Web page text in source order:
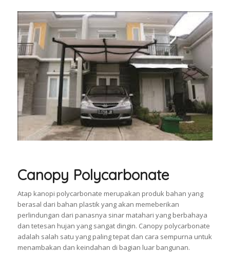
Canopy Polycarbonate
Atap kanopi polycarbonate merupakan produk bahan yang
berasal dari bahan plastik yang akan memeberikan
perlindungan dari panasnya sinar matahari yang berbahaya
dan tetesan hujan yang sangat dingin. Canopy polycarbonate
adalah salah satu yang paling tepat dan cara sempurna untuk
menambakan dan keindahan di bagian luar bangunan.